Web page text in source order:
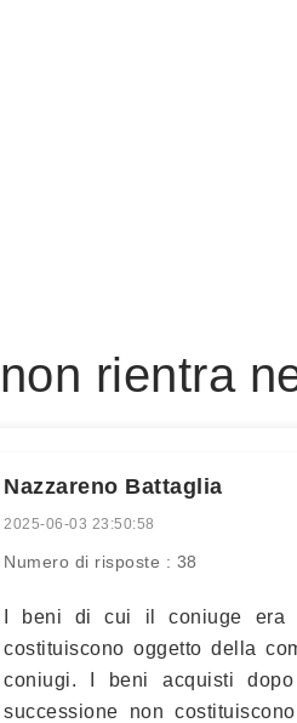
rientra
Nazzareno Battaglia
2025-06-03 23:50:58
Numero di risposte : 38
I beni di cui il coniuge era
costituiscono oggetto della
coniugi. I beni acquisti
successione non